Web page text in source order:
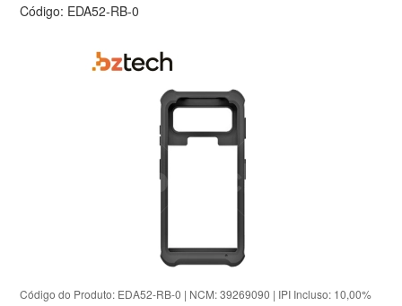
Código: EDA52-RB-0
Código do Produto: EDA52-RB-0 | NCM: 39269090 | IPI Incluso: 10,00%